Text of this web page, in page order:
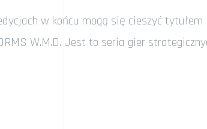
w końcu mogą się cieszyć
W.M.D. Jest to seria gier